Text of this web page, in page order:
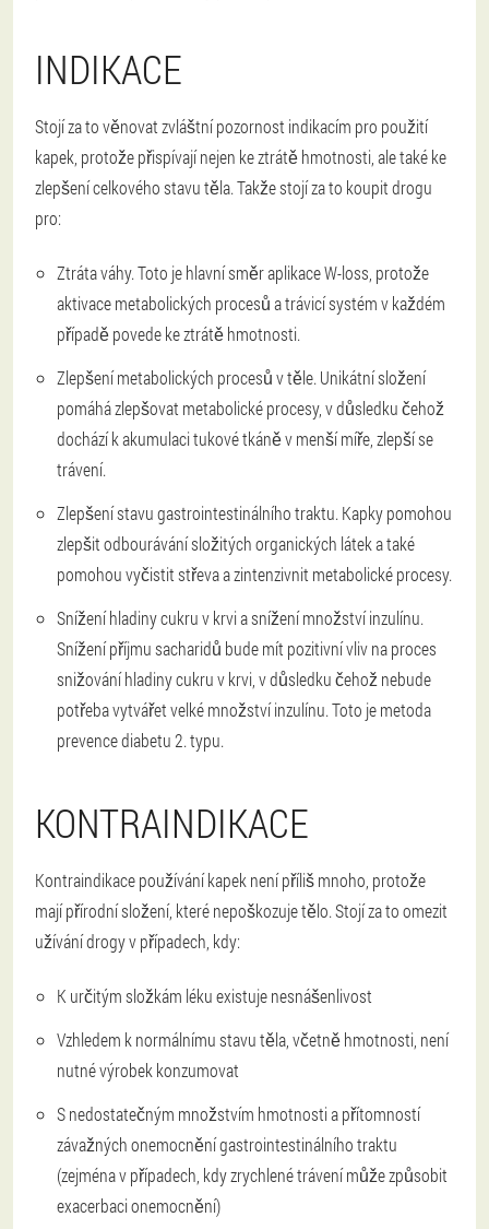
INDIKACE
Stojí za to věnovat zvláštní pozornost indikacím pro použití
kapek, protože přispívají nejen ke ztrátě hmotnosti, ale také ke
zlepšení celkového stavu těla. Takže stojí za to koupit drogu
pro:
Ztráta váhy. Toto je hlavní směr aplikace W-loss, protože
aktivace metabolických procesů a trávicí systém v každém
případě povede ke ztrátě hmotnosti.
Zlepšení metabolických procesů v těle. Unikátní složení
pomáhá zlepšovat metabolické procesy, v důsledku čehož
dochází k akumulaci tukové tkáně v menší míře, zlepší se
trávení.
Zlepšení stavu gastrointestinálního traktu. Kapky pomohou
zlepšit odbourávání složitých organických látek a také
pomohou vyčistit střeva a zintenzivnit metabolické procesy.
Snížení hladiny cukru v krvi a snížení množství inzulínu.
Snížení příjmu sacharidů bude mít pozitivní vliv na proces
snižování hladiny cukru v krvi, v důsledku čehož nebude
potřeba vytvářet velké množství inzulínu. Toto je metoda
prevence diabetu 2. typu.
KONTRAINDIKACE
Kontraindikace používání kapek není příliš mnoho, protože
mají přírodní složení, které nepoškozuje tělo. Stojí za to omezit
užívání drogy v případech, kdy:
K určitým složkám léku existuje nesnášenlivost
Vzhledem k normálnímu stavu těla, včetně hmotnosti, není
nutné výrobek konzumovat
S nedostatečným množstvím hmotnosti a přítomností
závažných onemocnění gastrointestinálního traktu
(zejména v případech, kdy zrychlené trávení může způsobit
exacerbaci onemocnění)